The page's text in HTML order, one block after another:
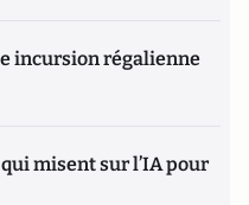
incursion régalienne
misent sur l’IA pour